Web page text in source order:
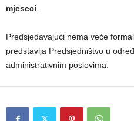
mjeseci.
Predsjedavajući nema veće
predstavlja Predsjedništvo u
administrativnim poslovima.